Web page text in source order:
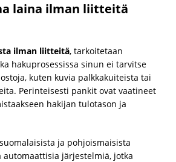
laina ilman liitteitä
ilman liitteitä, tarkoitetaan
hakuprosessissa sinun ei tarvitse
kuten kuvia palkkakuiteista tai
Perinteisesti pankit ovat vaatineet
hakijan tulotason ja
ja pohjoismaisista
automaattisia järjestelmiä, jotka